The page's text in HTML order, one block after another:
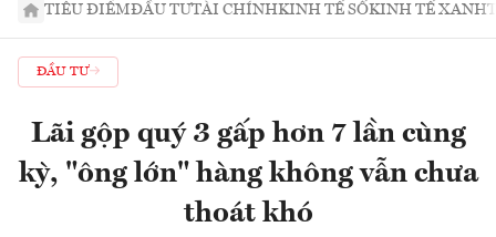
TIÊU ĐIỂMĐẦU TƯTÀI CHÍNHKINH TẾ SỐKINH TẾ XANH
ĐẦU TƯ
Lãi gộp quý 3 gấp hơn 7 lần cùng
kỳ, "ông lớn" hàng không vẫn chưa
thoát khó